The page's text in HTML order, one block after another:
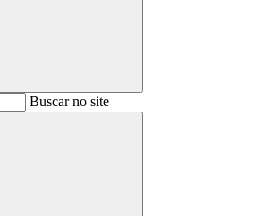
BuscarBuscar no site